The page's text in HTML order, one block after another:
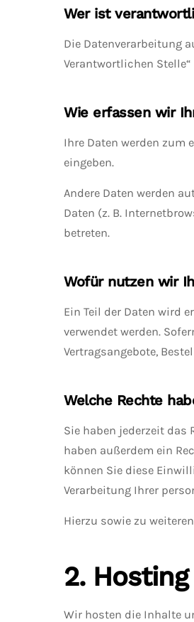
Wer ist
Die Datenverarbeitung
Verantwortlichen
Wie erfassen wir
Ihre Daten werden zum
eingeben.
Andere Daten werden
Daten (z. B.
betreten.
Wofür nutzen wir
Ein Teil der Daten wird
verwendet werden.
Vertragsangebote,
Welche Rechte
Sie haben jederzeit das
haben außerdem ein
können Sie diese
Verarbeitung Ihrer
Hierzu sowie zu
2. Hosting
Wir hosten die Inhalte